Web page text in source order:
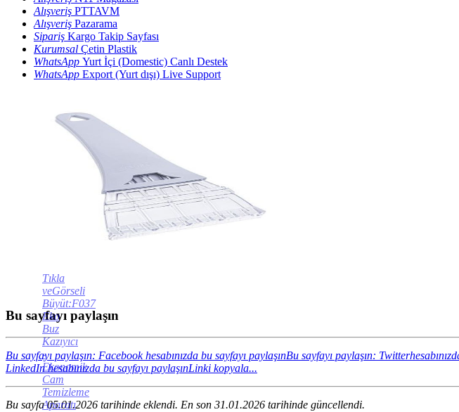
Alışveriş PTTAVM
Alışveriş Pazarama
Sipariş Kargo Takip Sayfası
Kurumsal Çetin Plastik
WhatsApp Yurt İçi (Domestic) Canlı Destek
WhatsApp Export (Yurt dışı) Live Support
Tıkla
veGörseli
Büyüt:F037
Eko
Buz
Kazıyıcı
-
Ekonomik
Cam
Temizleme
Aparatı
Bu sayfayı paylaşın
Bu sayfayı paylaşın: Facebook hesabınızda bu sayfayı paylaşınBu sayfayı paylaşın:
LinkedIn hesabınızda bu sayfayı paylaşınLinki kopyala...
Bu sayfa 05.01.2026 tarihinde eklendi. En son 31.01.2026 tarihinde güncellendi.